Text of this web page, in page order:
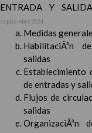
ENTRADA Y
septiembre 2021
Medidas
HabilitaciÃ³n
salidas
Establecimiento
de entradas y
Flujos de
salidas
OrganizaciÃ³n